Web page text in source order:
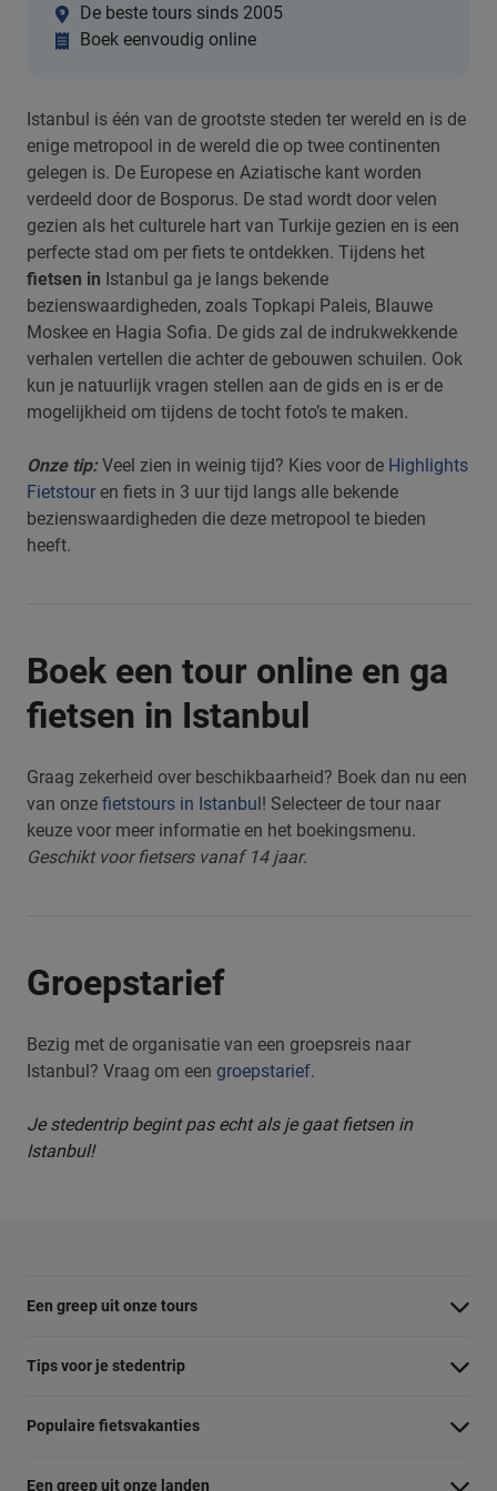
De beste tours sinds 2005
Boek eenvoudig online
Istanbul is één van de grootste steden ter wereld en is de
enige metropool in de wereld die op twee continenten
gelegen is. De Europese en Aziatische kant worden
verdeeld door de Bosporus. De stad wordt door velen
gezien als het culturele hart van Turkije gezien en is een
perfecte stad om per fiets te ontdekken. Tijdens het
fietsen in Istanbul ga je langs bekende
bezienswaardigheden, zoals Topkapi Paleis, Blauwe
Moskee en Hagia Sofia. De gids zal de indrukwekkende
verhalen vertellen die achter de gebouwen schuilen. Ook
kun je natuurlijk vragen stellen aan de gids en is er de
mogelijkheid om tijdens de tocht foto’s te maken.
Onze tip: Veel zien in weinig tijd? Kies voor de Highlights
Fietstour en fiets in 3 uur tijd langs alle bekende
bezienswaardigheden die deze metropool te bieden
heeft.
Boek een tour online en ga
fietsen in Istanbul
Graag zekerheid over beschikbaarheid? Boek dan nu een
van onze fietstours in Istanbul! Selecteer de tour naar
keuze voor meer informatie en het boekingsmenu.
Geschikt voor fietsers vanaf 14 jaar.
Groepstarief
Bezig met de organisatie van een groepsreis naar
Istanbul? Vraag om een groepstarief.
Je stedentrip begint pas echt als je gaat fietsen in
Istanbul!
Een greep uit onze tours
Barcelona Panorama tour
Dublin fietstour
Kaapstad Township tour
Tips voor je stedentrip
Wat te doen in Amsterdam
Populaire fietsvakanties
Fietsvakantie Duitsland
Een greep uit onze landen